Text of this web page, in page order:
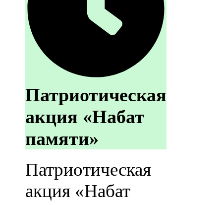
Патриотическая
акция «Набат
памяти»
Патриотическая
акция «Набат